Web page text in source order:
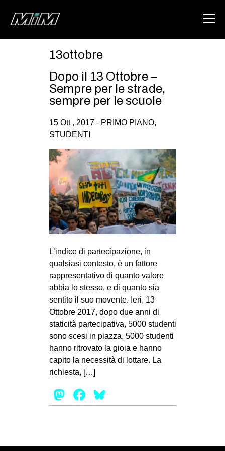
ABOUT
DEGENERAZIONE
CSOA LAMBRETTA
MSM
STUDENTI TSUNAMI
ZAM
MILANO
MOBILITAZIONI
SPAZI
SPORT POPOLARE
MOVIMENTI
AMBIENTE
ANTIFASCISMO
DIRITTO ALL’ABITARE
MIGRAZIONI
PRECARIATO
13ottobre
Dopo il 13 Ottobre –
Sempre per le strade,
sempre per le scuole
15 Ott , 2017 - PRIMO PIANO,
STUDENTI
L’indice di partecipazione, in
qualsiasi contesto, è un fattore
rappresentativo di quanto valore
abbia lo stesso, e di quanto sia
sentito il suo movente. Ieri, 13
Ottobre 2017, dopo due anni di
staticità partecipativa, 5000 studenti
sono scesi in piazza, 5000 studenti
hanno ritrovato la gioia e hanno
capito la necessità di lottare. La
richiesta, […]
Mastodon
Facebook